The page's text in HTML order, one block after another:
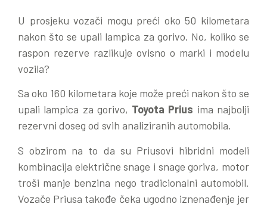
U prosjeku vozači mogu preći oko 50 kilometara
nakon što se upali lampica za gorivo. No, koliko se
raspon rezerve razlikuje ovisno o marki i modelu
vozila?
Sa oko 160 kilometara koje može preći nakon što se
upali lampica za gorivo, Toyota Prius ima najbolji
rezervni doseg od svih analiziranih automobila.
S obzirom na to da su Priusovi hibridni modeli
kombinacija električne snage i snage goriva, motor
troši manje benzina nego tradicionalni automobil.
Vozače Priusa takođe čeka ugodno iznenađenje jer